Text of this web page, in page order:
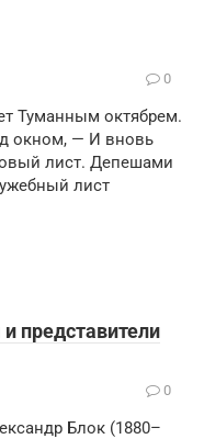
0
Туманным октябрем.
окном, — И вновь
лист. Депешами
лист
представители
0
Блок (1880–